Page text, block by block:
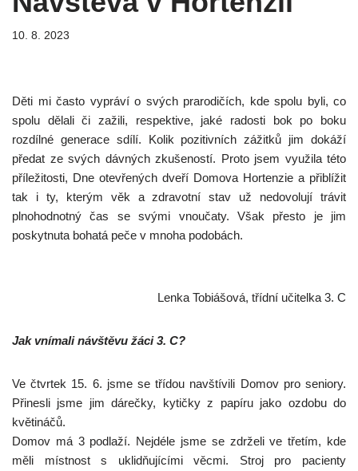
10. 8. 2023
Děti mi často vypráví o svých prarodičích, kde spolu byli, co
spolu dělali či zažili, respektive, jaké radosti bok po boku
rozdílné generace sdílí. Kolik pozitivních zážitků jim dokáží
předat ze svých dávných zkušeností. Proto jsem využila této
příležitosti, Dne otevřených dveří Domova Hortenzie a přiblížit
tak i ty, kterým věk a zdravotní stav už nedovolují trávit
plnohodnotný čas se svými vnoučaty. Však přesto je jim
poskytnuta bohatá peče v mnoha podobách.
Lenka Tobiášová, třídní učitelka 3. C
Jak vnímali návštěvu žáci 3. C?
Ve čtvrtek 15. 6. jsme se třídou navštívili Domov pro seniory.
Přinesli jsme jim dárečky, kytičky z papíru jako ozdobu do
květináčů.
Domov má 3 podlaží. Nejdéle jsme se zdrželi ve třetím, kde
měli místnost s uklidňujícími věcmi. Stroj pro pacienty